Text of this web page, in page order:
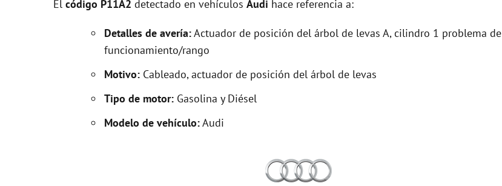
El código P11A2 detectado en vehículos Audi hace referencia a:
Detalles de avería:Actuador de posición del árbol de levas A, cilindro 1 problema de
funcionamiento/rango
Motivo: Cableado, actuador de posición del árbol de levas
Tipo de motor: Gasolina y Diésel
Modelo de vehículo:Audi